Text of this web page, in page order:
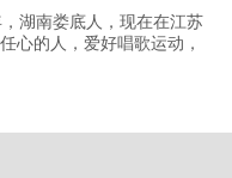
湖南娄底人，现在在江苏
心的人，爱好唱歌运动，